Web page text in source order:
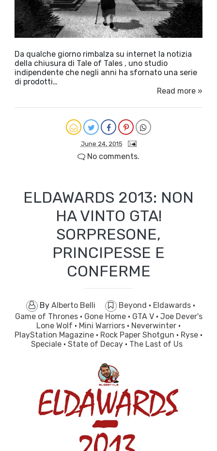
Da qualche giorno rimbalza su internet la notizia
della chiusura di Tale of Tales , uno studio
indipendente che negli anni ha sfornato una serie
di prodotti…
Read more »
June 24, 2015
No comments.
ELDAWARDS 2013: NON
HA VINTO GTA!
SORPRESONE,
PRINCIPESSE E
CONFERME
By Alberto Belli Beyond · Eldawards ·
Game of Thrones · Gone Home · GTA V · Joe Dever's
Lone Wolf · Mini Warriors · Neverwinter ·
PlayStation Magazine · Rock Paper Shotgun · Ryse ·
Speciale · State of Decay · The Last of Us